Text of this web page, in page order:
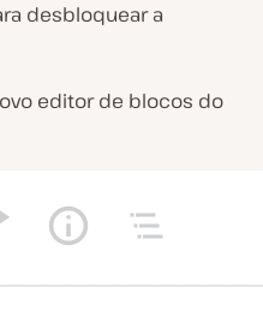
desbloquear a
editor de blocos do